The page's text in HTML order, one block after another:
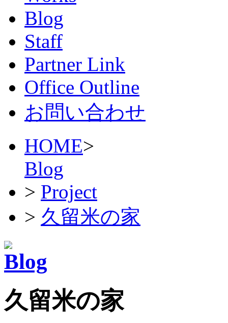
Blog
Staff
Partner Link
Office Outline
お問い合わせ
HOME>
Blog
> Project
> 久留米の家
久留米の家